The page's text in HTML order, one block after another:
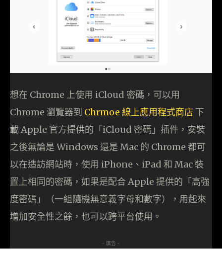
想在 Chrome 上使用 iCloud 密碼，可以用
Chrome 瀏覽器到 Chrmoe 線上應用程式商店 下
載 Apple 官方提供的「iCloud 密碼」插件，安裝
之後無論是 Windows 還是 Mac 的 Chrome 都可
以在造訪網站時，使用 iPhone、iPad 和 Mac 裝
置上相同的密碼，如果是配合 Apple 提供的「高強
度密碼」（一組隨機無意義字母和數字），用起來
增加安全性之餘，也可以跨平台使用。
- 廣告 -